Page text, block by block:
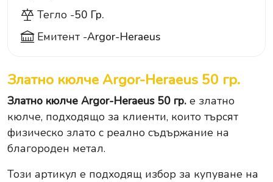
Тегло -50 Гр.
Емитент -Argor-Heraeus
Златно кюлче Argor-Heraeus 50 гр.
Златно кюлче Argor-Heraeus 50 гр. е златно
кюлче, подходящо за клиенти, които търсят
физическо злато с реално съдържание на
благороден метал.
Този артикул е подходящ избор за купуване на